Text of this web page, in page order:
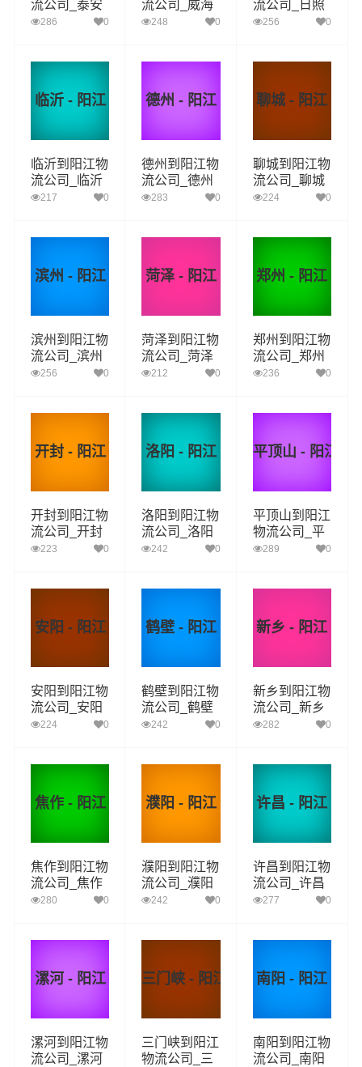
流公司_泰安
到阳江货运_
286 0
流公司_威海
到阳江货运_
248 0
流公司_日照
到阳江货运_
256 0
临沂 - 阳江
临沂到阳江物
流公司_临沂
到阳江货运_
217 0
德州 - 阳江
德州到阳江物
流公司_德州
到阳江货运_
283 0
聊城 - 阳江
聊城到阳江物
流公司_聊城
到阳江货运_
224 0
滨州 - 阳江
滨州到阳江物
流公司_滨州
到阳江货运_
256 0
菏泽 - 阳江
菏泽到阳江物
流公司_菏泽
到阳江货运_
212 0
郑州 - 阳江
郑州到阳江物
流公司_郑州
到阳江货运_
236 0
开封 - 阳江
开封到阳江物
流公司_开封
到阳江货运_
223 0
洛阳 - 阳江
洛阳到阳江物
流公司_洛阳
到阳江货运_
242 0
平顶山 - 阳江
平顶山到阳江
物流公司_平
顶山到阳江货
289 0
安阳 - 阳江
安阳到阳江物
流公司_安阳
到阳江货运_
224 0
鹤壁 - 阳江
鹤壁到阳江物
流公司_鹤壁
到阳江货运_
242 0
新乡 - 阳江
新乡到阳江物
流公司_新乡
到阳江货运_
282 0
焦作 - 阳江
焦作到阳江物
流公司_焦作
到阳江货运_
280 0
濮阳 - 阳江
濮阳到阳江物
流公司_濮阳
到阳江货运_
242 0
许昌 - 阳江
许昌到阳江物
流公司_许昌
到阳江货运_
277 0
漯河 - 阳江
漯河到阳江物
流公司_漯河
三门峡 - 阳江
三门峡到阳江
物流公司_三
南阳 - 阳江
南阳到阳江物
流公司_南阳